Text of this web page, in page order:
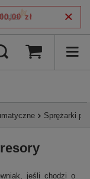
zł
Sprężarki
jeśli chodzi o